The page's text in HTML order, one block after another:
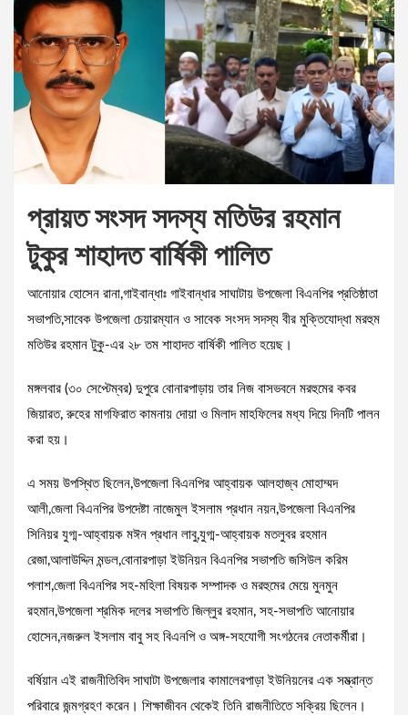
প্রায়ত সংসদ সদস্য মতিউর রহমান
টুকুর শাহাদত বার্ষিকী পালিত
আনোয়ার হোসেন রানা,গাইবান্ধাঃ গাইবান্ধার সাঘাটায় উপজেলা বিএনপির প্রতিষ্ঠাতা
সভাপতি,সাবেক উপজেলা চেয়ারম্যান ও সাবেক সংসদ সদস্য বীর মুক্তিযোদ্ধা মরহুম
মতিউর রহমান টুকু-এর ২৮ তম শাহাদত বার্ষিকী পালিত হয়েছ।
মঙ্গলবার (৩০ সেপ্টেম্বর) দুপুরে বোনারপাড়ায় তার নিজ বাসভবনে মরহুমের কবর
জিয়ারত, রুহের মাগফিরাত কামনায় দোয়া ও মিলাদ মাহফিলের মধ্য দিয়ে দিনটি পালন
করা হয়।
এ সময় উপস্থিত ছিলেন,উপজেলা বিএনপির আহ্বায়ক আলহাজ্ব মোহাম্মদ
আলী,জেলা বিএনপির উপদেষ্টা নাজেমুল ইসলাম প্রধান নয়ন,উপজেলা বিএনপির
সিনিয়র যুগ্ম-আহ্বায়ক মঈন প্রধান লাবু,যুগ্ম-আহ্বায়ক মতলুবর রহমান
রেজা,আলাউদ্দিন মন্ডল,বোনারপাড়া ইউনিয়ন বিএনপির সভাপতি জসিউল করিম
পলাশ,জেলা বিএনপির সহ-মহিলা বিষয়ক সম্পাদক ও মরহুমের মেয়ে মুনমুন
রহমান,উপজেলা শ্রমিক দলের সভাপতি জিল্লুর রহমান, সহ-সভাপতি আনোয়ার
হোসেন,নজরুল ইসলাম বাবু সহ বিএনপি ও অঙ্গ-সহযোগী সংগঠনের নেতাকর্মীরা।
বর্ষিয়ান এই রাজনীতিবিদ সাঘাটা উপজেলার কামালেরপাড়া ইউনিয়নের এক সম্ভ্রান্ত
পরিবারে জন্মগ্রহণ করেন।‌ শিক্ষাজীবন থেকেই তিনি রাজনীতিতে সক্রিয় ছিলেন।